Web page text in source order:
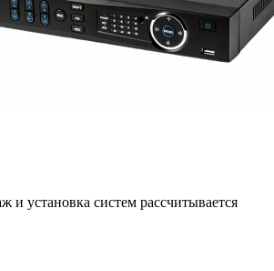
установка систем рассчитывается